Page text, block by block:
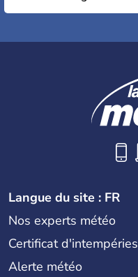
Langue du site : FR
Nos experts météo
Certificat d'intempéries
Alerte météo